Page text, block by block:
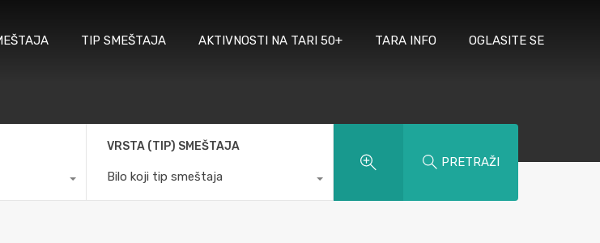
TIP SMEŠTAJA AKTIVNOSTI NA TARI 50+ TARA INFO OGLASITE SE
VRSTA (TIP) SMEŠTAJA
Bilo koji tip smeštaja
PRETRAŽI